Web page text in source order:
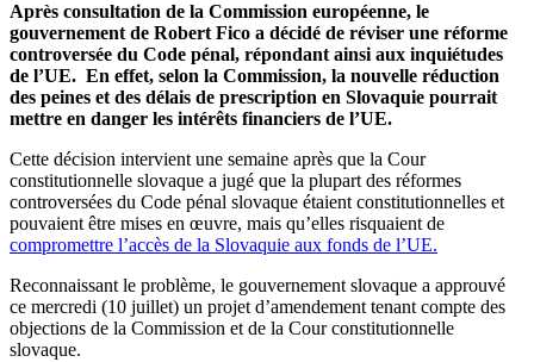
Après consultation de la Commission européenne, le
gouvernement de Robert Fico a décidé de réviser une réforme
controversée du Code pénal, répondant ainsi aux inquiétudes
de l’UE. En effet, selon la Commission, la nouvelle réduction
des peines et des délais de prescription en Slovaquie pourrait
mettre en danger les intérêts financiers de l’UE.
Cette décision intervient une semaine après que la Cour
constitutionnelle slovaque a jugé que la plupart des réformes
controversées du Code pénal slovaque étaient constitutionnelles et
pouvaient être mises en œuvre, mais qu’elles risquaient de
compromettre l’accès de la Slovaquie aux fonds de l’UE.
Reconnaissant le problème, le gouvernement slovaque a approuvé
ce mercredi (10 juillet) un projet d’amendement tenant compte des
objections de la Commission et de la Cour constitutionnelle
slovaque.